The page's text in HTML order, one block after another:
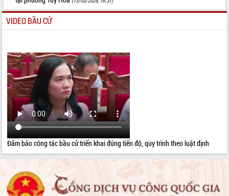
VIDEO BẦU CỬ
Đảm bảo công tác bầu cử triển khai đúng tiến độ, quy trình theo luật định